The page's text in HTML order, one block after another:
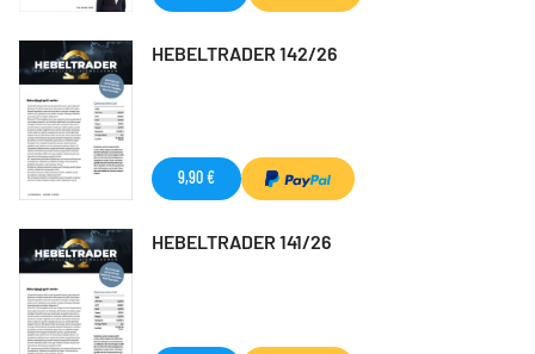
HEBELTRADER 142/26
9,90 €
HEBELTRADER 141/26